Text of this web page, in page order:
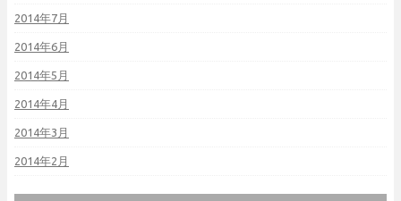
2014年7月
2014年6月
2014年5月
2014年4月
2014年3月
2014年2月